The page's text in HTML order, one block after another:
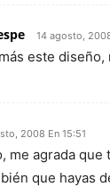
14 agosto,
este
2008 En 15:51
me agrada
que hayas